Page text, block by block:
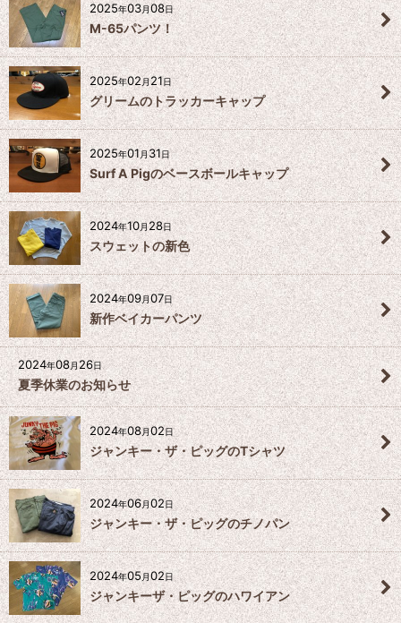
2025年03月08日
M-65パンツ！
2025年02月21日
グリームのトラッカーキャップ
2025年01月31日
Surf A Pigのベースボールキャップ
2024年10月 28日
スウェットの新色
2024年09月07日
新作ベイカーパンツ
2024年08月26日
夏季休業のお知らせ
2024年08月02日
ジャンキー・ザ・ピッグのTシャツ
2024年06月02日
ジャンキー・ザ・ピッグのチノパン
2024年05月02日
ジャンキーザ・ピッグのハワイアン